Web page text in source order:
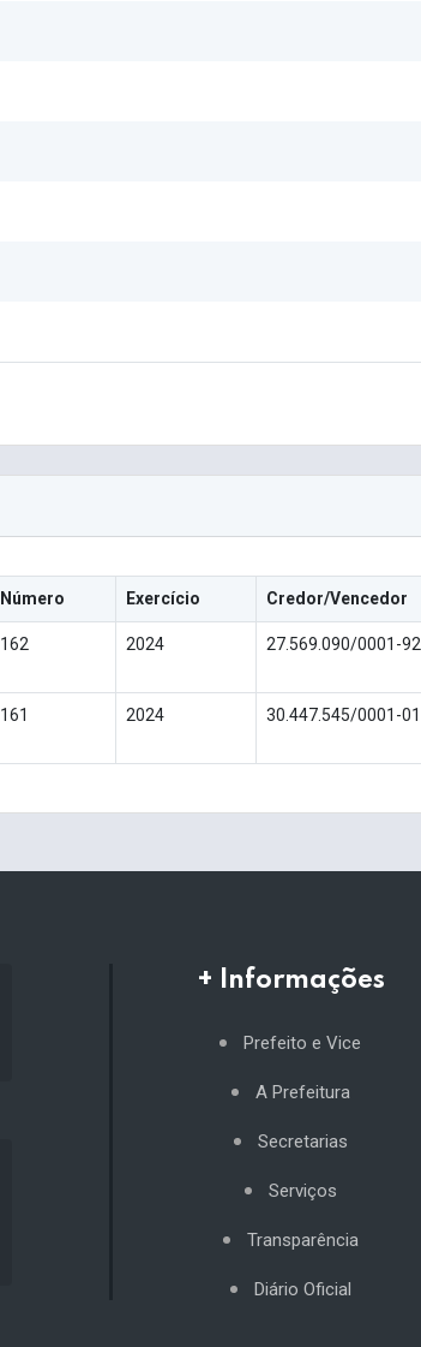
Número Exercício Credor/Vencedor
162 2024 27.569.090/0001-92
161 2024 30.447.545/0001-01
+ Informações
Prefeito e Vice
A Prefeitura
Secretarias
Serviços
Transparência
Diário Oficial